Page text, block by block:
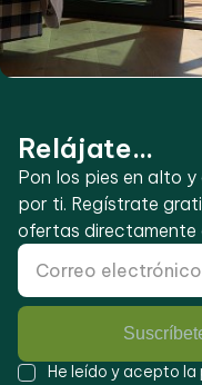
Relájate...
Pon los pies en alto
por ti. Regístrate
ofertas directamente
He leído y acepto la